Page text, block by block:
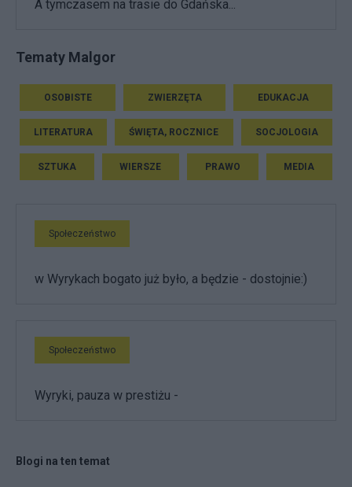
A tymczasem na trasie do Gdańska...
Tematy Malgor
OSOBISTE ZWIERZĘTA EDUKACJA
LITERATURA ŚWIĘTA, ROCZNICE SOCJOLOGIA
SZTUKA WIERSZE PRAWO MEDIA
Społeczeństwo
w Wyrykach bogato już było, a będzie - dostojnie:)
Społeczeństwo
Wyryki, pauza w prestiżu -
Blogi na ten temat